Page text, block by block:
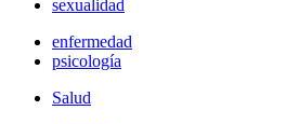
sexualidad
enfermedad
psicología
Salud